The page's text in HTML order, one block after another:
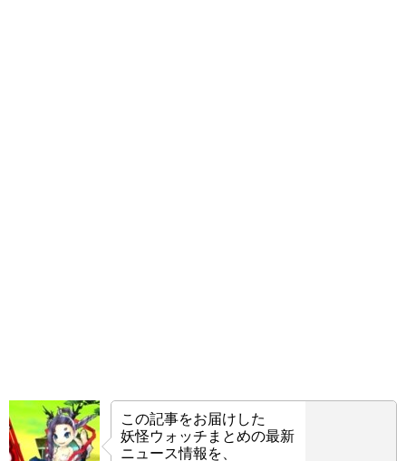
この記事をお届けした
妖怪ウォッチまとめの最新
ニュース情報を、